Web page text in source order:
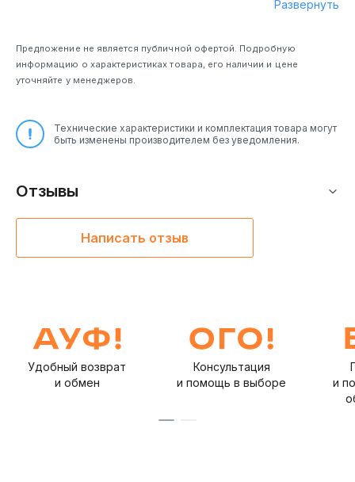
Развернуть
Предложение не является публичной офертой. Подробную
информацию о характеристиках товара, его наличии и цене
уточняйте у менеджеров.
Технические характеристики и комплектация товара могут
быть изменены производителем без уведомления.
Отзывы
Написать отзыв
Удобный возврат
и обмен
Консультация
и помощь в выборе
и